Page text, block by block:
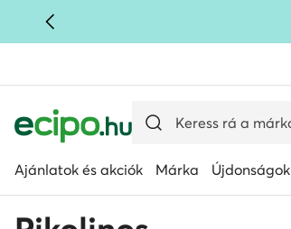
UGRÁS A FŐ TARTALOMRA
Ajánlatok és akciók Márka Újdonságok